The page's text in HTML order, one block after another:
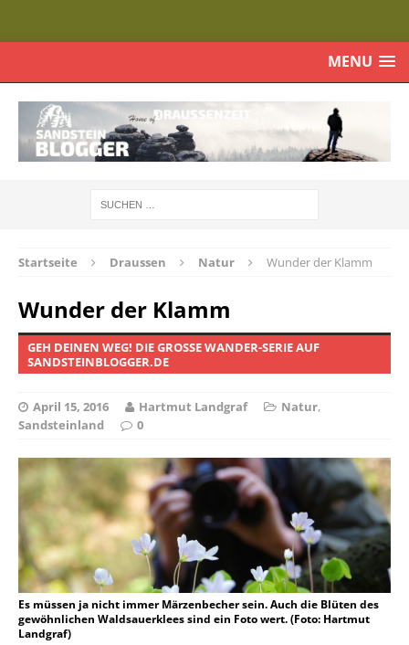
MENU
Startseite Draussen Natur Wunder der Klamm
Wunder der Klamm
GEH DEINEN WEG! DIE GROSSE WANDER-SERIE AUF S
ANDSTEINBLOGGER.DE
April 15, 2016 Hartmut Landgraf Natur,
Sandsteinland
0
Es müssen ja nicht immer Märzenbecher sein. Auch die Blüten des
gewöhnlichen Waldsauerklees sind ein Foto wert. (Foto: Hartmut
Landgraf)